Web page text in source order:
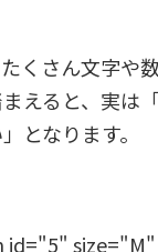
くさん文字や
えると、実は
となります。